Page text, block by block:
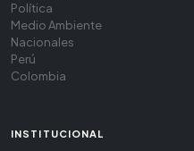
Política
Medio Ambiente
Nacionales
Perú
Colombia
INSTITUCIONAL